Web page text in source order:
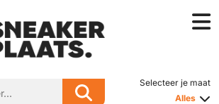
Selecteer je maat
Alles